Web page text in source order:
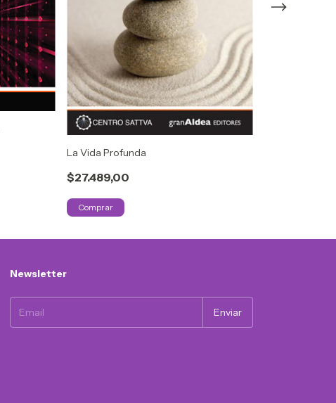
La Vida Profunda
$27.489,00
Newsletter